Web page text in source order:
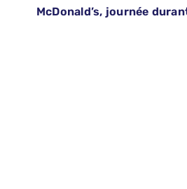
McDonald’s, journée